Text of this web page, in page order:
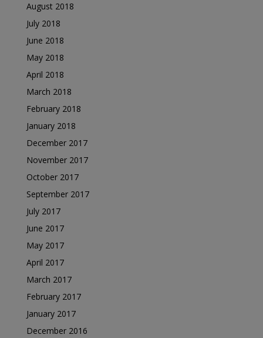
August 2018
July 2018
June 2018
May 2018
April 2018
March 2018
February 2018
January 2018
December 2017
November 2017
October 2017
September 2017
July 2017
June 2017
May 2017
April 2017
March 2017
February 2017
January 2017
December 2016